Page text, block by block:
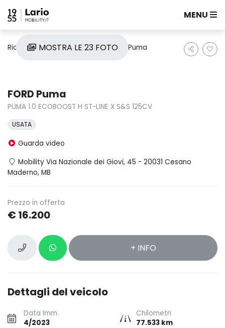
MENU
Ricerca auto Usate Ford Puma
MOSTRA LE 23 FOTO
FORD Puma
PUMA 1.0 ECOBOOST H ST-LINE X S&S 125CV
USATA
Guarda video
Mobility Via Nazionale dei Giovi, 45 - 20031 Cesano
Maderno, MB
Prezzo in offerta
€ 16.200
+ INFO
Dettagli del veicolo
Data Imm.
4/2023
Chilometri
77.533 km